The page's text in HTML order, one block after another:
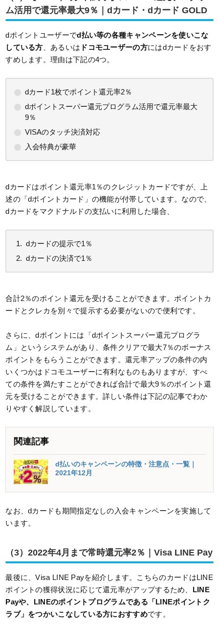
ム活用で還元率最大9％｜dカード・dカード GOLD
dポイントユーザーでd払い等の各種キャンペーンを使いこな
している方 、あるいは ド コモユーザーの方にはdカードをおす
すめします。理由は下記の4つ。
dカード1枚でポイント還元率2％
dポイントスーパー還元プログラム活用で還元率最大
9％
VISAのタッチ決済対応
入会特典が豪華
dカードはポイント還元率1％のクレジットカードですが、上
述の「dポイントカード」の機能が付帯しています。なので、
dカードをマクドナルドの支払いに利用した場合、
dカードの提示で1％
dカードの決済で1％
合計2％のポイント還元を受けることができます。ポイントカ
ードとクレカを別々で提示する必要がないので便利です。
さらに、dポイントには「dポイントスーパー還元プログラ
ム」というシステムがあり、条件クリアで最大7％のボーナス
ポイントをもらうことができます。還元率アップの条件の内
いくつかはドコモユーザーに有利なものもありますが、すべ
ての条件を満たすことができれば合計で最大9％のポイント還
元を受けることができます。詳しい条件は下記の記事でわか
りやすく解説しています。
関連記事
d払いのキャンペーンの特徴・注意点・一覧｜
2021年12月
なお、dカードも期間指定なしの入会キャンペーンを実施して
います。
（3）2022年4月まで常時還元率2％｜Visa LINE Pay
最後に、Visa LINE Payを紹介します。こちらのカードはLINE
ポイントの獲得状況に応じて還元率がアップするため、 LINE
Payや、LINEのポイントプログラムである「LINEポイントク
ラブ」をつかいこなしている方におすすめです。